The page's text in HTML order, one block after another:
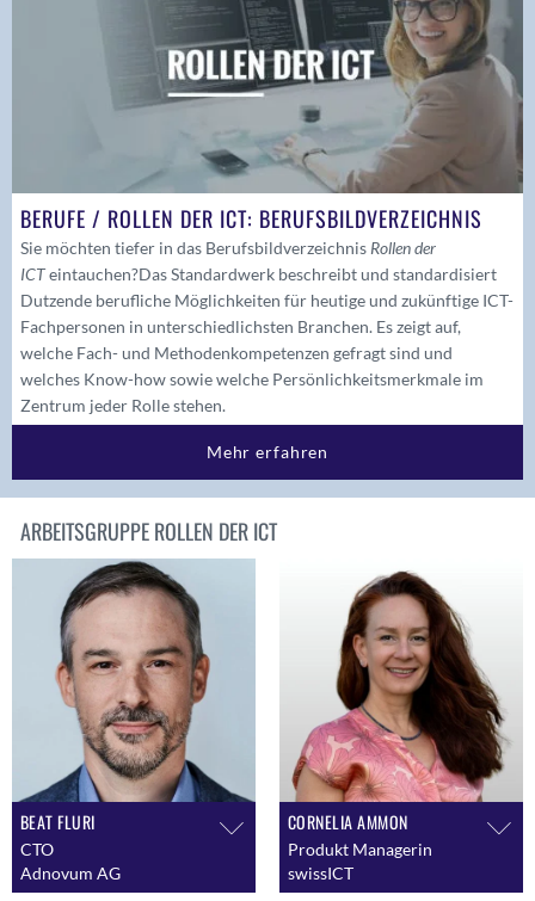
BERUFE / ROLLEN DER ICT: BERUFSBILDVERZEICHNIS
Sie möchten tiefer in das BerufsbildverzeichnisRollen der
ICTeintauchen?Das Standardwerk beschreibt und standardisiert
Dutzende berufliche Möglichkeiten für heutige und zukünftige ICT-
Fachpersonen in unterschiedlichsten Branchen. Es zeigt auf,
welche Fach- und Methodenkompetenzen gefragt sind und
welches Know-how sowie welche Persönlichkeitsmerkmale im
Zentrum jeder Rolle stehen.
Mehr erfahren
ARBEITSGRUPPE ROLLEN DER ICT
BEAT FLURI
CTO
Adnovum AG
CORNELIA AMMON
Produkt Managerin
swissICT